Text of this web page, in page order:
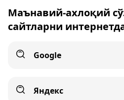
Маънавий-ахлоқий
сайтларни
Google
Яндекс